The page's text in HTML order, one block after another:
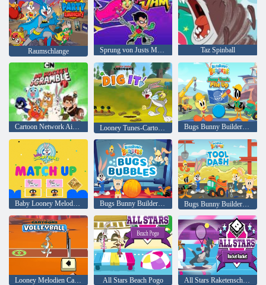
Raumschlange Sprung von Justs Marmelade Taz Spinball
Cartoon Network Air Hockey Scramble Looney Tunes-Cartoons lieben es Bugs Bunny Builders Muldenkipper stapeln sich
Baby Looney Melodien passen zusammen Bugs Bunny Builders Fehler Blasen Bugs Bunny Builders Tool Dash
Looney Melodien Cartoons Volleyball All Stars Beach Pogo All Stars Raketenschläger